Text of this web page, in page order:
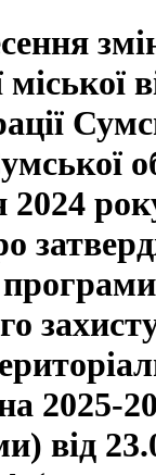
2024
програми
2025-
від